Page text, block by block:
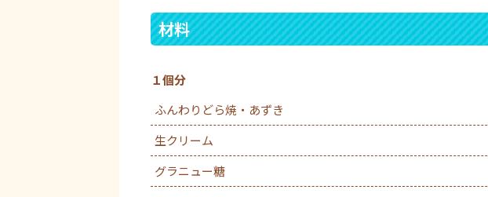
材料
１個分
ふんわりどら焼・あずき
生クリーム
グラニュー糖